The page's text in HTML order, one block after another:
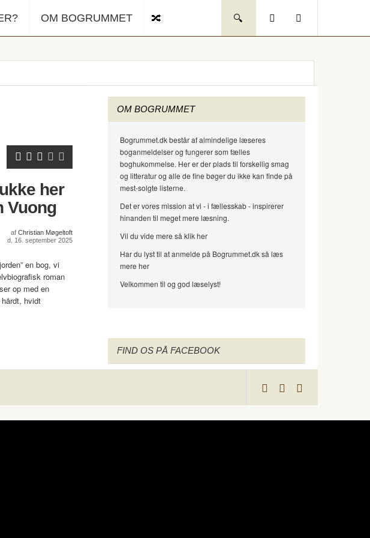
OM BOGRUMMET
her
Vuong
af Christian Møgeltoft
d. 16. september 2025
en bog, vi
roman
op med en
hvidt
OM BOGRUMMET
Bogrummet.dk består af almindelige læseres
boganmeldelser og fungerer som fælles
boghukommelse. Her er der plads til forskellig smag
og litteratur og alle de fine bøger du ikke kan finde på
mest-solgte listerne.
Det er vores mission at vi - i fællesskab - inspirerer
hinanden til meget mere læsning.
Vil du vide mere så klik her
Har du lyst til at anmelde på Bogrummet.dk så læs
mere her
Velkommen til og god læselyst!
FIND OS PÅ FACEBOOK